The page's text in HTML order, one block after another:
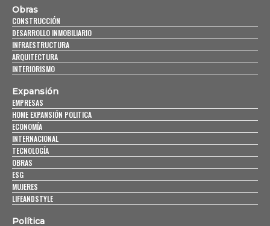
Obras
CONSTRUCCIÓN
DESARROLLO INMOBILIARIO
INFRAESTRUCTURA
ARQUITECTURA
INTERIORISMO
Expansión
EMPRESAS
HOME EXPANSIÓN POLITICA
ECONOMÍA
INTERNACIONAL
TECNOLOGÍA
OBRAS
ESG
MUJERES
LIFEANDSTYLE
Política